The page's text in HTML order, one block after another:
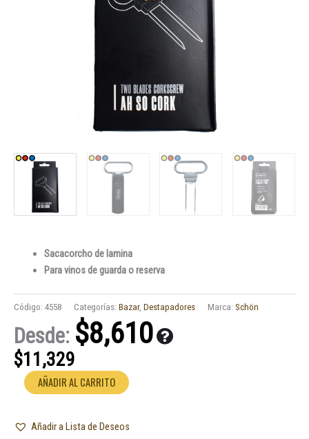
Sacacorcho de lamina
Para vinos de guarda o reserva
Código: 4558 Categorías: Bazar, Destapadores Marca: Schön
Desde: $8,610
$11,329
Sacacorcho
para
de
AÑADIR AL CARRITO
Añadir a Lista de Deseos